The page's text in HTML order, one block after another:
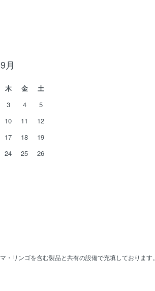
月
木 金
土
3 4
5
10 11
12
17 18
19
24 25
26
リンゴを含む製品と共有の設備で充填しております。